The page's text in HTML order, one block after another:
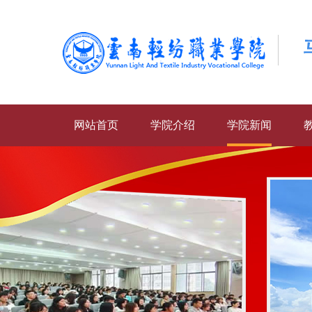
网站首页 学院介绍 学院新闻